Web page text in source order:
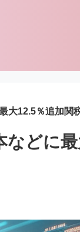
大12.5％追加
などに